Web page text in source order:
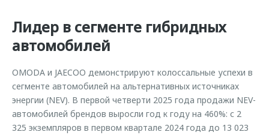
Лидер в сегменте гибридных
автомобилей
OMODA и JAECOO демонстрируют колоссальные успехи в
сегменте автомобилей на альтернативных источниках
энергии (NEV). В первой четверти 2025 года продажи NEV-
автомобилей брендов выросли год к году на 460%: с 2
325 экземпляров в первом квартале 2024 года до 13 023